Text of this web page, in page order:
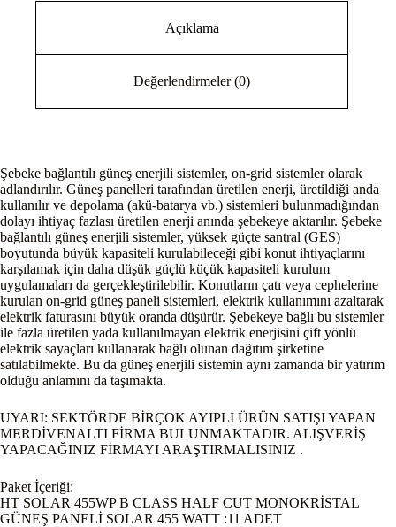
Açıklama
Değerlendirmeler (0)
Şebeke bağlantılı güneş enerjili sistemler, on-grid sistemler olarak
adlandırılır. Güneş panelleri tarafından üretilen enerji, üretildiği anda
kullanılır ve depolama (akü-batarya vb.) sistemleri bulunmadığından
dolayı ihtiyaç fazlası üretilen enerji anında şebekeye aktarılır. Şebeke
bağlantılı güneş enerjili sistemler, yüksek güçte santral (GES)
boyutunda büyük kapasiteli kurulabileceği gibi konut ihtiyaçlarını
karşılamak için daha düşük güçlü küçük kapasiteli kurulum
uygulamaları da gerçekleştirilebilir. Konutların çatı veya cephelerine
kurulan on-grid güneş paneli sistemleri, elektrik kullanımını azaltarak
elektrik faturasını büyük oranda düşürür. Şebekeye bağlı bu sistemler
ile fazla üretilen yada kullanılmayan elektrik enerjisini çift yönlü
elektrik sayaçları kullanarak bağlı olunan dağıtım şirketine
satılabilmekte. Bu da güneş enerjili sistemin aynı zamanda bir yatırım
olduğu anlamını da taşımakta.
UYARI: SEKTÖRDE BİRÇOK AYIPLI ÜRÜN SATIŞI YAPAN
MERDİVENALTI FİRMA BULUNMAKTADIR. ALIŞVERİŞ
YAPACAĞINIZ FİRMAYI ARAŞTIRMALISINIZ .
Paket İçeriği:
HT SOLAR 455WP B CLASS HALF CUT MONOKRİSTAL
GÜNEŞ PANELİ SOLAR 455 WATT :11 ADET